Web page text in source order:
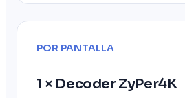
POR PANTALLA
1 × Decoder ZyPer4K